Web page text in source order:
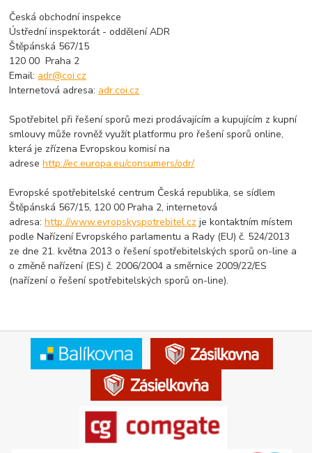
Česká obchodní inspekce
Ústřední inspektorát - oddělení ADR
Štěpánská 567/15
120 00 Praha 2
Email: adr@coi.cz
Internetová adresa: adr.coi.cz
Spotřebitel při řešení sporů mezi prodávajícím a kupujícím z kupní
smlouvy může rovněž využít platformu pro řešení sporů online,
která je zřízena Evropskou komisí na
adresehttp://ec.europa.eu/consumers/odr/
Evropské spotřebitelské centrum Česká republika, se sídlem
Štěpánská 567/15, 120 00 Praha 2, internetová
adresa:http://www.evropskyspotrebitel.cz je kontaktním místem
podle Nařízení Evropského parlamentu a Rady (EU) č. 524/2013
ze dne 21. května 2013 o řešení spotřebitelských sporů on-line a
o změně nařízení (ES) č. 2006/2004 a směrnice 2009/22/ES
(nařízení o řešení spotřebitelských sporů on-line).